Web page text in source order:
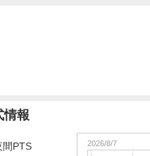
情報
間PTS 2026/8/7